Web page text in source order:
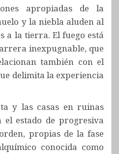
apropiadas de la
y la niebla aluden al
a la tierra. El fuego está
inexpugnable, que
también con el
delimita la experiencia
y las casas en ruinas
el estado de progresiva
propias de la fase
conocida como